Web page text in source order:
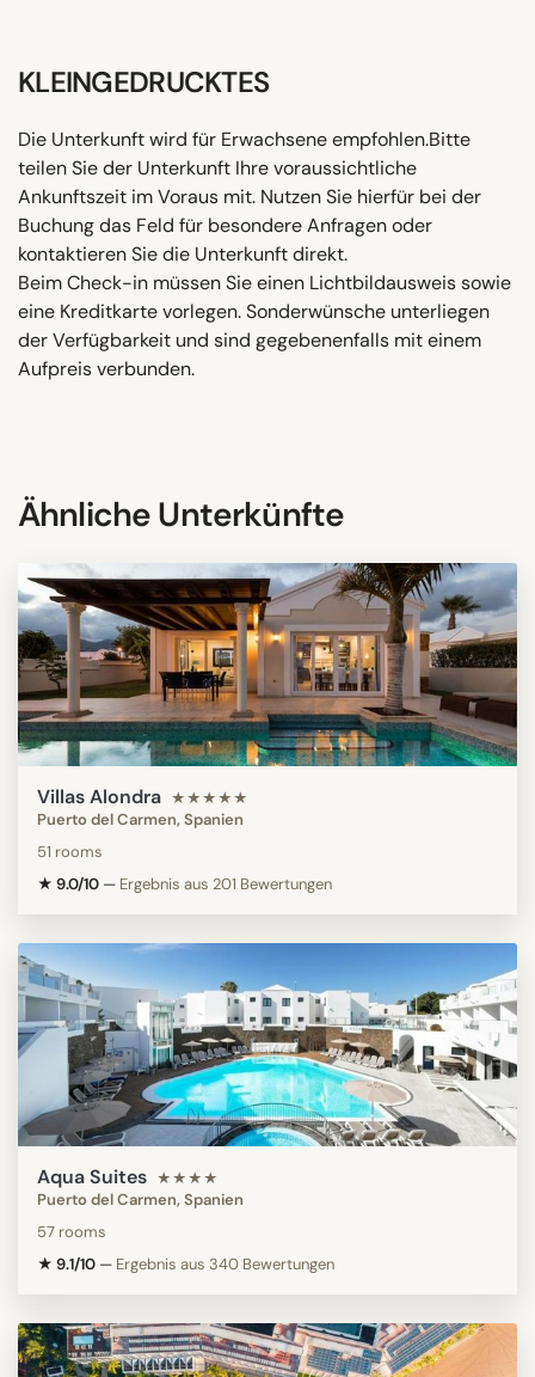
KLEINGEDRUCKTES
Die Unterkunft wird für Erwachsene empfohlen.Bitte
teilen Sie der Unterkunft Ihre voraussichtliche
Ankunftszeit im Voraus mit. Nutzen Sie hierfür bei der
Buchung das Feld für besondere Anfragen oder
kontaktieren Sie die Unterkunft direkt.
Beim Check-in müssen Sie einen Lichtbildausweis sowie
eine Kreditkarte vorlegen. Sonderwünsche unterliegen
der Verfügbarkeit und sind gegebenenfalls mit einem
Aufpreis verbunden.
Ähnliche Unterkünfte
Villas Alondra ★★★★★
Puerto del Carmen, Spanien
51 rooms
★ 9.0/10 — Ergebnis aus 201 Bewertungen
Aqua Suites ★★★★
Puerto del Carmen, Spanien
57 rooms
★ 9.1/10 — Ergebnis aus 340 Bewertungen